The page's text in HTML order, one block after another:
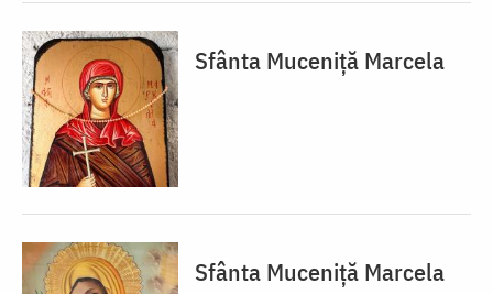
Sfânta Muceniță Marcela
Sfânta Muceniță Marcela